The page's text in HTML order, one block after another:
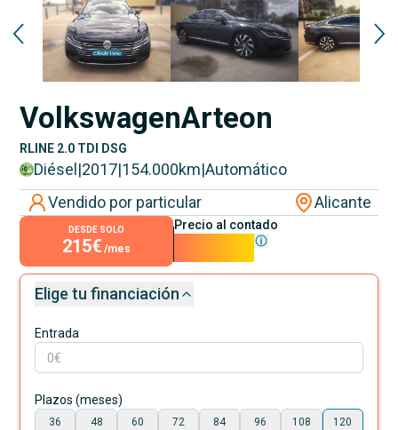
VolkswagenArteon
RLINE 2.0 TDI DSG
Diésel |2017|154.000km|Automático
Vendido por particular
Alicante
DESDE SOLO
215€ /mes
Precio al contado
Elige tu financiación
Entrada
Plazos (meses)
36 48 60 72 84 96 108 120